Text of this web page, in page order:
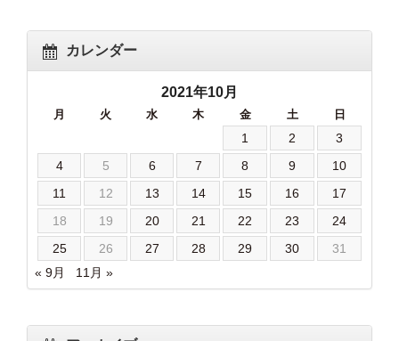
カレンダー
2021年10月
月 火 水 木 金 土 日
1 2
3
4
5 6 7 8 9
10
11
12 13 14 15 16
17
18
19 20 21 22 23
24
25
26 27 28 29 30
31
« 9月
11月 »